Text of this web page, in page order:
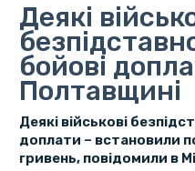
Деякі
бойові
Полтавщині
Деякі військові
доплати – встановили
гривень, повідомили в